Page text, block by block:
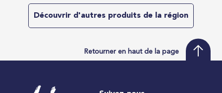
Découvrir d'autres produits de la région
Retourner en haut de la page